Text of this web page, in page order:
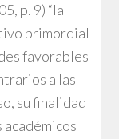
p. 9) “la
primordial
favorables
a las
su finalidad